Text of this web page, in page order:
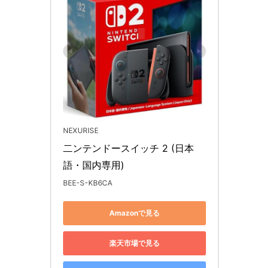
NEXURISE
二ンテンドースイッチ 2 (日本
語・国内専用)
BEE-S-KB6CA
Amazonで見る
楽天市場で見る